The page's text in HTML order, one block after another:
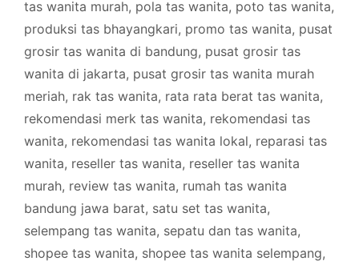
tas wanita murah, pola tas wanita, poto tas wanita,
produksi tas bhayangkari, promo tas wanita, pusat
grosir tas wanita di bandung, pusat grosir tas
wanita di jakarta, pusat grosir tas wanita murah
meriah, rak tas wanita, rata rata berat tas wanita,
rekomendasi merk tas wanita, rekomendasi tas
wanita, rekomendasi tas wanita lokal, reparasi tas
wanita, reseller tas wanita, reseller tas wanita
murah, review tas wanita, rumah tas wanita
bandung jawa barat, satu set tas wanita,
selempang tas wanita, sepatu dan tas wanita,
shopee tas wanita, shopee tas wanita selempang,